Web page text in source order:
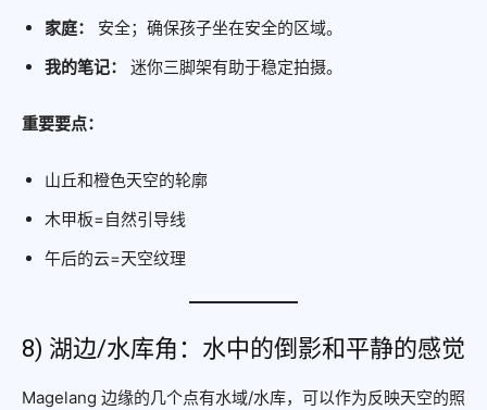
家庭：
安全；确保孩子坐在安全的区域。
我的笔记：
迷你三脚架有助于稳定拍摄。
重要要点：
山丘和橙色天空的轮廓
木甲板=自然引导线
午后的云=天空纹理
8) 湖边/水库角：水中的倒影和平静的感觉
Magelang 边缘的几个点有水域/水库，可以作为反映天空的照